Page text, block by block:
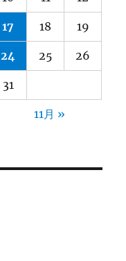
17 18 19
24 25 26
31
11月 »